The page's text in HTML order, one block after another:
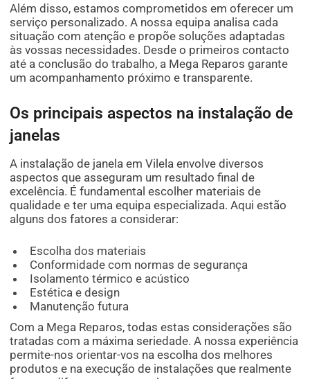
Além disso, estamos comprometidos em oferecer um
serviço personalizado. A nossa equipa analisa cada
situação com atenção e propõe soluções adaptadas
às vossas necessidades. Desde o primeiros contacto
até a conclusão do trabalho, a Mega Reparos garante
um acompanhamento próximo e transparente.
Os principais aspectos na instalação de
janelas
A instalação de janela em Vilela envolve diversos
aspectos que asseguram um resultado final de
excelência. É fundamental escolher materiais de
qualidade e ter uma equipa especializada. Aqui estão
alguns dos fatores a considerar:
Escolha dos materiais
Conformidade com normas de segurança
Isolamento térmico e acústico
Estética e design
Manutenção futura
Com a Mega Reparos, todas estas considerações são
tratadas com a máxima seriedade. A nossa experiência
permite-nos orientar-vos na escolha dos melhores
produtos e na execução de instalações que realmente